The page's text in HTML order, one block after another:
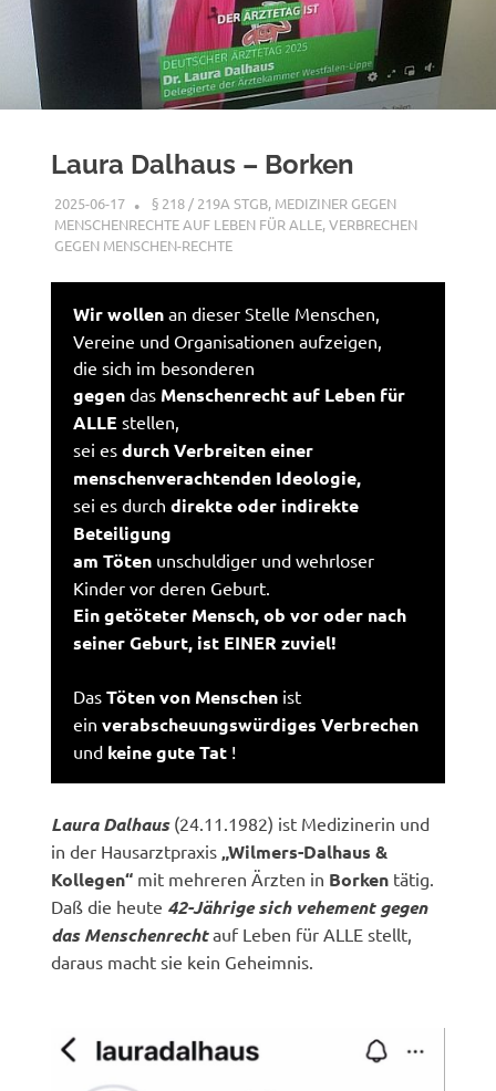
Laura Dalhaus – Borken
2025-06-17 XX
§ 218 / 219A STGB, MEDIZINER GEGEN
MENSCHENRECHTE AUF LEBEN FÜR ALLE,VERBRECHEN
GEGEN MENSCHEN-RECHTE
Wir wollen an dieser Stelle Menschen,
Vereine und Organisationen aufzeigen,
die sich im besonderen
gegen das Menschenrecht auf Leben für
ALLE stellen,
sei esdurch Verbreiten einer
menschenverachtenden Ideologie,
sei es durchdirekte oder indirekte
Beteiligung
am Töten unschuldiger und wehrloser
Kinder vor deren Geburt.
Ein getöteter Mensch, ob vor oder nach
seiner Geburt, ist EINER zuviel!
DasTöten von Menschen ist
einverabscheuungswürdiges Verbrechen
und keine gute Tat !
Laura Dalhaus(24.11.1982) ist Medizinerin und
in der Hausarztpraxis „Wilmers-Dalhaus &
Kollegen“ mit mehreren Ärzten in Borken tätig.
Daß die heute 42-Jährige sich vehement gegen
das Menschenrechtauf Leben für ALLE stellt,
daraus macht sie kein Geheimnis.